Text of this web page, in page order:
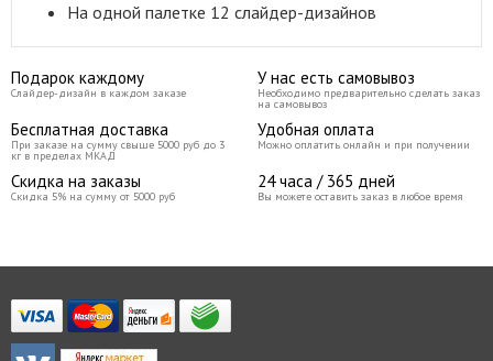
На одной палетке 12 слайдер-дизайнов
Подарок каждому
Слайдер-дизайн в каждом заказе
У нас есть самовывоз
Необходимо предварительно сделать заказ
на самовывоз
Бесплатная доставка
При заказе на сумму свыше 5000 руб до 3
кг в пределах МКАД
Удобная оплата
Можно оплатить онлайн и при получении
Скидка на заказы
Скидка 5% на сумму от 5000 руб
24 часа / 365 дней
Вы можете оставить заказ в любое время